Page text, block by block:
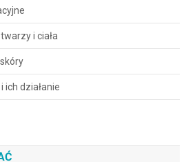
i ciała
ich działanie